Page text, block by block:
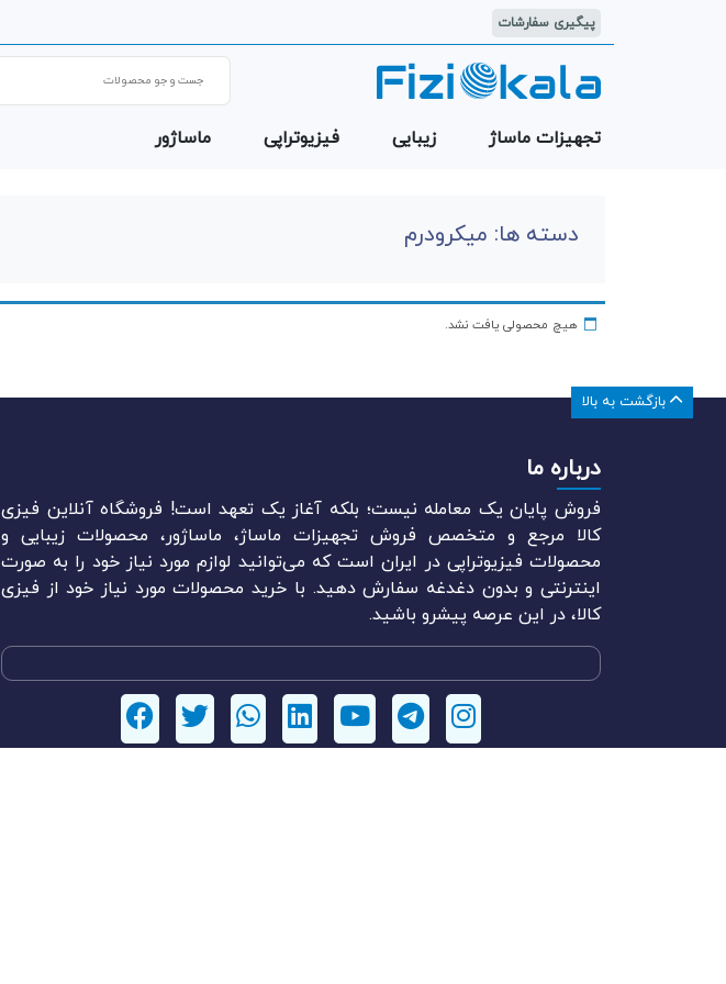
پیگیری سفارشات
Products
search
تجهیزات ماساژ زیبایی فیزیوتراپی ماساژور
دسته ها: میکرودرم
هیچ محصولی یافت نشد.
درباره ما
فروش پایان یک معامله نیست؛ بلکه آغاز یک تعهد است! فروشگاه آنلاین فیزی
کالا مرجع و متخصص فروش تجهیزات ماساژ، ماساژور، محصولات زیبایی و
محصولات فیزیوتراپی در ایران است که می‌توانید لوازم مورد نیاز خود را به صورت
اینترنتی و بدون دغدغه سفارش دهید. با خرید محصولات مورد نیاز خود از فیزی
کالا، در این عرصه پیشرو باشید.
بازگشت به بالا